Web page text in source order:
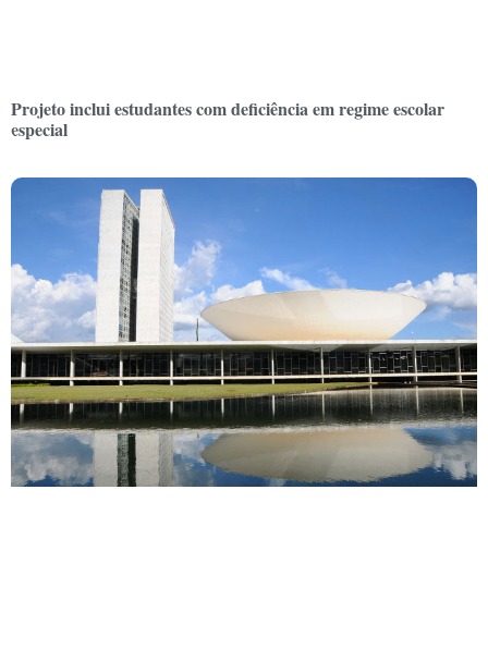
Projeto inclui estudantes com deficiência em regime escolar
especial